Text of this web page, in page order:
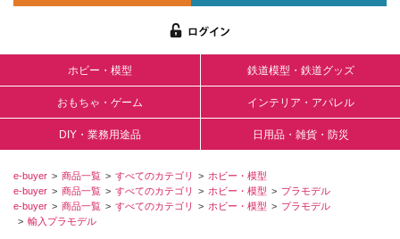
ホビー・模型 鉄道模型・鉄道グッズ
おもちゃ・ゲーム インテリア・アパレル
DIY・業務用途品 日用品・雑貨・防災
e-buyer 商品一覧 すべてのカテゴリ
ホビー・模型
e-buyer
商品一覧 すべてのカテゴリ ホビー・模型
プラモデル
e-buyer
商品一覧 すべてのカテゴリ ホビー・模型
プラモデル
輸入プラモデル